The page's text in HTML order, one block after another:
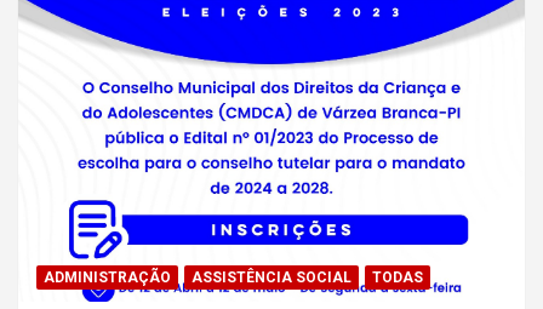
ADMINISTRAÇÃO ASSISTÊNCIA SOCIAL TODAS